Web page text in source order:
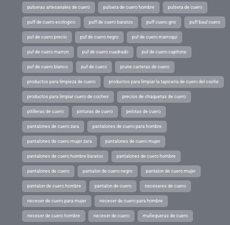
pulseras artesanales de cuero pulsera de cuero hombre pulsera de cuero
puff de cuero ecologico puff de cuero baratos puff cuero gris puff baul cuero
puf de cuero precio puf de cuero negro puf de cuero marroqui
puf de cuero marron puf de cuero cuadrado puf de cuero capitone
puf de cuero blanco puf de cuero prune carteras de cuero
productos para limpieza de cuero productos para limpiar la tapiceria de cuero del coche
productos para limpiar cuero de coches precios de chaquetas de cuero
pitilleras de cuero pinturas de cuero pelotas de cuero
pantalones de cuero zara pantalones de cuero para hombre
pantalones de cuero mujer zara pantalones de cuero mujer
pantalones de cuero hombre baratos pantalones de cuero hombre
pantalones de cuero pantalon de cuero negro pantalon de cuero mujer
pantalon de cuero hombre pantalon de cuero neceseres de cuero
neceser de cuero para mujer neceser de cuero para hombre
neceser de cuero hombre neceser de cuero muñequeras de cuero